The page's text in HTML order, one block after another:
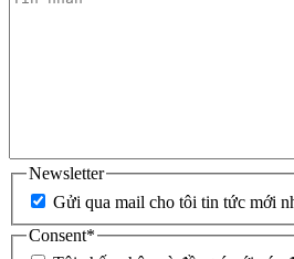
Newsletter
Gửi qua mail cho tôi tin tức mới
Consent*